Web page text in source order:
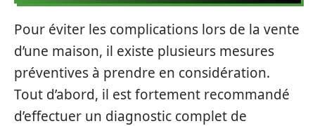
Pour éviter les complications lors de la vente
d’une maison, il existe plusieurs mesures
préventives à prendre en considération.
Tout d’abord, il est fortement recommandé
d’effectuer un diagnostic complet de